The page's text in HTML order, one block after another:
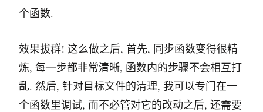
个函数.
效果拔群! 这么做之后, 首先, 同步函数变得很精
炼, 每一步都非常清晰, 函数内的步骤不会相互打
乱. 然后, 针对目标文件的清理, 我可以专门在一
个函数里调试, 而不必管对它的改动之后, 还需要